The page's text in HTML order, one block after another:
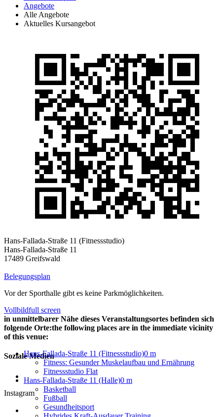
Angebote
Alle Angebote
Aktuelles Kursangebot
Hans-Fallada-Straße 11 (Fitnessstudio)
Hans-Fallada-Straße 11
17489 Greifswald
Belegungsplan
Vor der Sporthalle gibt es keine Parkmöglichkeiten.
Vollbildfull screen
in unmittelbarer Nähe dieses Veranstaltungsortes befinden sich
folgende Orte:the following places are in the immediate vicinity
of this venue:
Hans-Fallada-Straße 11 (Fitnessstudio)0 m
Fitness: Gesunder Muskelaufbau und Ernährung
Fitnessstudio Flat
Hans-Fallada-Straße 11 (Halle)0 m
Basketball
Fußball
Gesundheitsport
Soziale Medien
Instagram